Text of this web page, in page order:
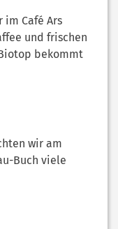
Café Ars
und frischen
bekommt
wir am
Buch viele